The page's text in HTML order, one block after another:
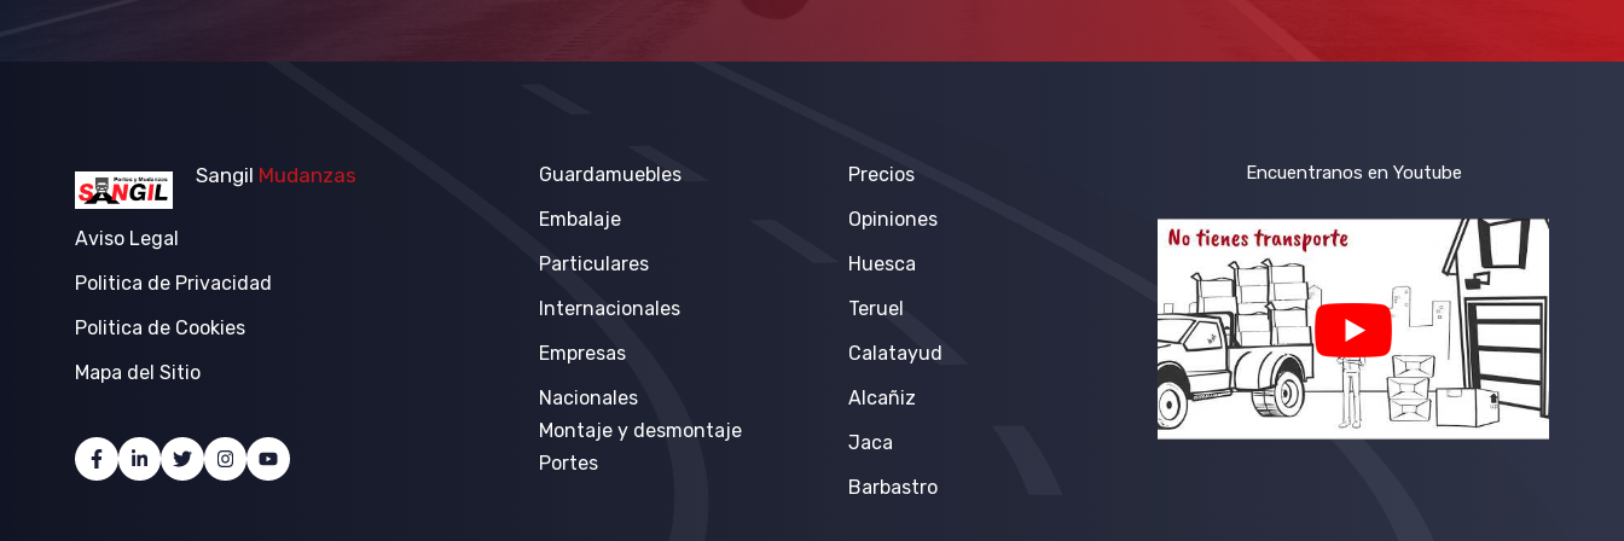
Sangil Mudanzas
Aviso Legal
Politica de Privacidad
Politica de Cookies
Mapa del Sitio
Guardamuebles
Embalaje
Particulares
Internacionales
Empresas
Nacionales
Montaje y desmontaje
Portes
Precios
Opiniones
Huesca
Teruel
Calatayud
Alcañiz
Jaca
Barbastro
Encuentranos en Youtube